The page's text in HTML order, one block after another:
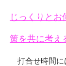
じっくりと
策を共に考え
打合せ時間に